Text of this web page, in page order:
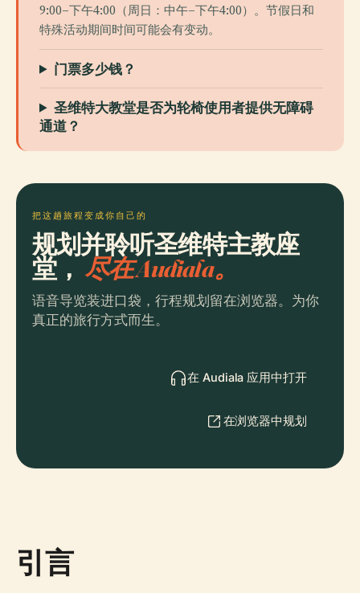
9:00–下午4:00（周日：中午–下午4:00）。节假日和
特殊活动期间时间可能会有变动。
门票多少钱？
圣维特大教堂是否为轮椅使用者提供无障碍
通道？
把这趟旅程变成你自己的
规划并聆听圣维特主教座
堂， 尽在 Audiala。
语音导览装进口袋，行程规划留在浏览器。为你
真正的旅行方式而生。
在 Audiala 应用中打开
在浏览器中规划
引言